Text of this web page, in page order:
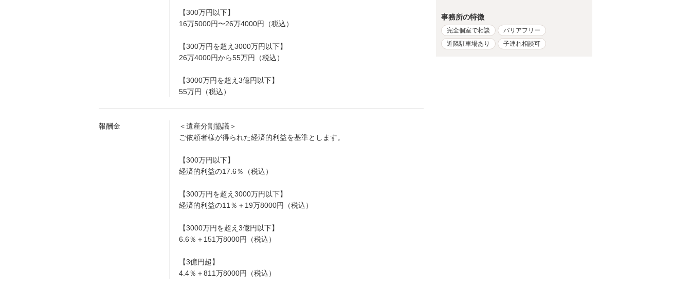
【300万円以下】
16万5000円〜26万4000円（税込）
【300万円を超え3000万円以下】
26万4000円から55万円（税込）
【3000万円を超え3億円以下】
55万円（税込）
報酬金
＜遺産分割協議＞
ご依頼者様が得られた経済的利益を基準とします。
【300万円以下】
経済的利益の17.6％（税込）
【300万円を超え3000万円以下】
経済的利益の11％＋19万8000円（税込）
【3000万円を超え3億円以下】
6.6％＋151万8000円（税込）
【3億円超】
4.4％＋811万8000円（税込）
事務所の特徴
完全個室で相談
バリアフリー
近隣駐車場あり
子連れ相談可